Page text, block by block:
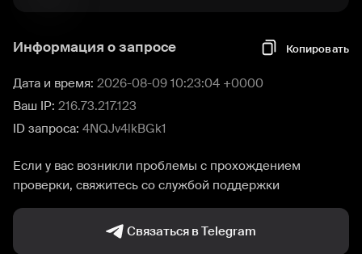
Информация о запросе Копировать
Дата и время: 2026-08-09 10:23:04 +0000
Ваш IP: 216.73.217.123
ID запроса: 4NQJv4lkBGk1
Если у вас возникли проблемы с прохождением
проверки, свяжитесь со службой поддержки
Связаться в Telegram